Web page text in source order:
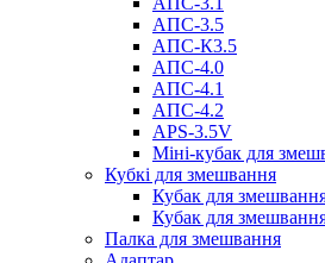
АПС-3.5
АПС-К3.5
АПС-4.0
АПС-4.1
АПС-4.2
APS-3.5V
Міні-кубак для
Кубкі для змешвання
Кубак для
Кубак для
Палка для змешвання